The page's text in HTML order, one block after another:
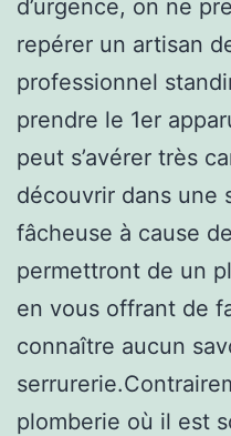
d’urgence, on ne
repérer un artisan
professionnel
prendre le 1er
peut s’avérer très
découvrir dans une
fâcheuse à cause
permettront de un
en vous offrant de
connaître aucun
plomberie où il est